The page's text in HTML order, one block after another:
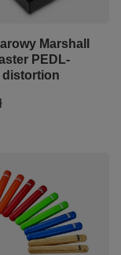
Marshall
PEDL-
distortion